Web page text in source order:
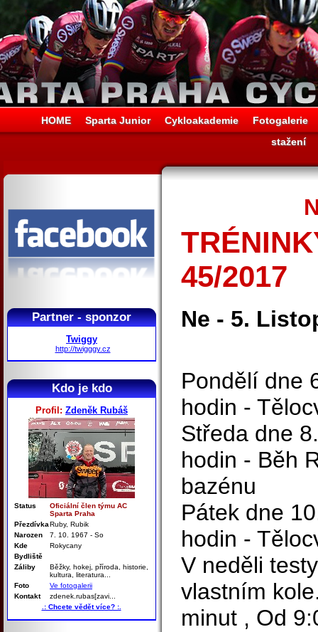
HOME Sparta Junior Cykloakademie
Fotogalerie
stažení
Partner - sponzor
Twiggy
http://twigggy.cz
Kdo je kdo
Profil: Zdeněk Rubáš
Status
Oficiální člen týmu AC
Sparta Praha
PřezdívkaRuby, Rubik
Narozen
7. 10. 1967 - So
Kde
Rokycany
Bydliště
Záliby
Běžky, hokej, příroda, historie,
kultura, literatura...
Foto
Ve fotogalerii
Kontakt
zdenek.rubas[zavi...
.: Chcete vědět více? :.
45/2017
Ne - 5.
Pondělí dne
hodin -
Středa dne
hodin - Běh
bazénu
Pátek dne
hodin -
V neděli
vlastním
minut , Od